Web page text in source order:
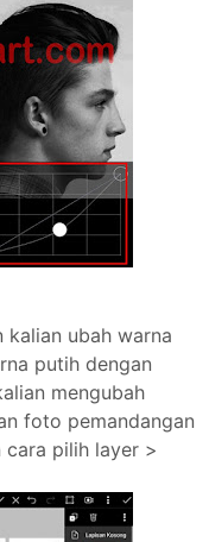
kalian ubah warna
putih dengan
mengubah
foto pemandangan
cara pilih layer >